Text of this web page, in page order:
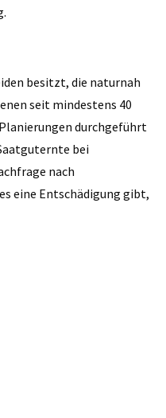
besitzt, die naturnah
seit mindestens 40
durchgeführt
bei
nach
eine Entschädigung gibt,